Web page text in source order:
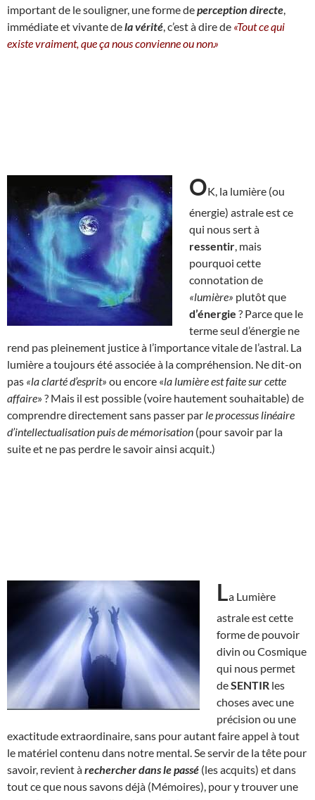
important de le souligner, une forme deperception directe
immédiate et vivante dela vérité , c’est à dire de «Tout ce qui
existe vraiment, que ça nous convienne ou non.»
OK, la lumière (ou
énergie) astrale est ce
qui nous sert à
ressentir , mais
pourquoi cette
connotation de
«lumière» plutôt que
d’énergie ? Parce que le
terme seul d’énergie ne
rend pas pleinement justice à l’importance vitale de l’astral. La
lumière a toujours été associée à la compréhension. Ne dit-on
pas «la clarté d’esprit» ou encore «la lumière est faite sur cette
affaire» ? Mais il est possible (voire hautement souhaitable) de
comprendre directement sans passer par le processus linéaire
d’intellectualisation puis de mémorisation (pour savoir par la
suite et ne pas perdre le savoir ainsi acquit.)
La Lumière
astrale est cette
forme de pouvoir
divin ou Cosmique
qui nous permet
deSENTIR les
choses avec une
précision ou une
exactitude extraordinaire, sans pour autant faire appel à tout
le matériel contenu dans notre mental. Se servir de la tête pour
savoir, revient àrechercher dans le passé (les acquits) et dans
tout ce que nous savons déjà (Mémoires), pour y trouver une